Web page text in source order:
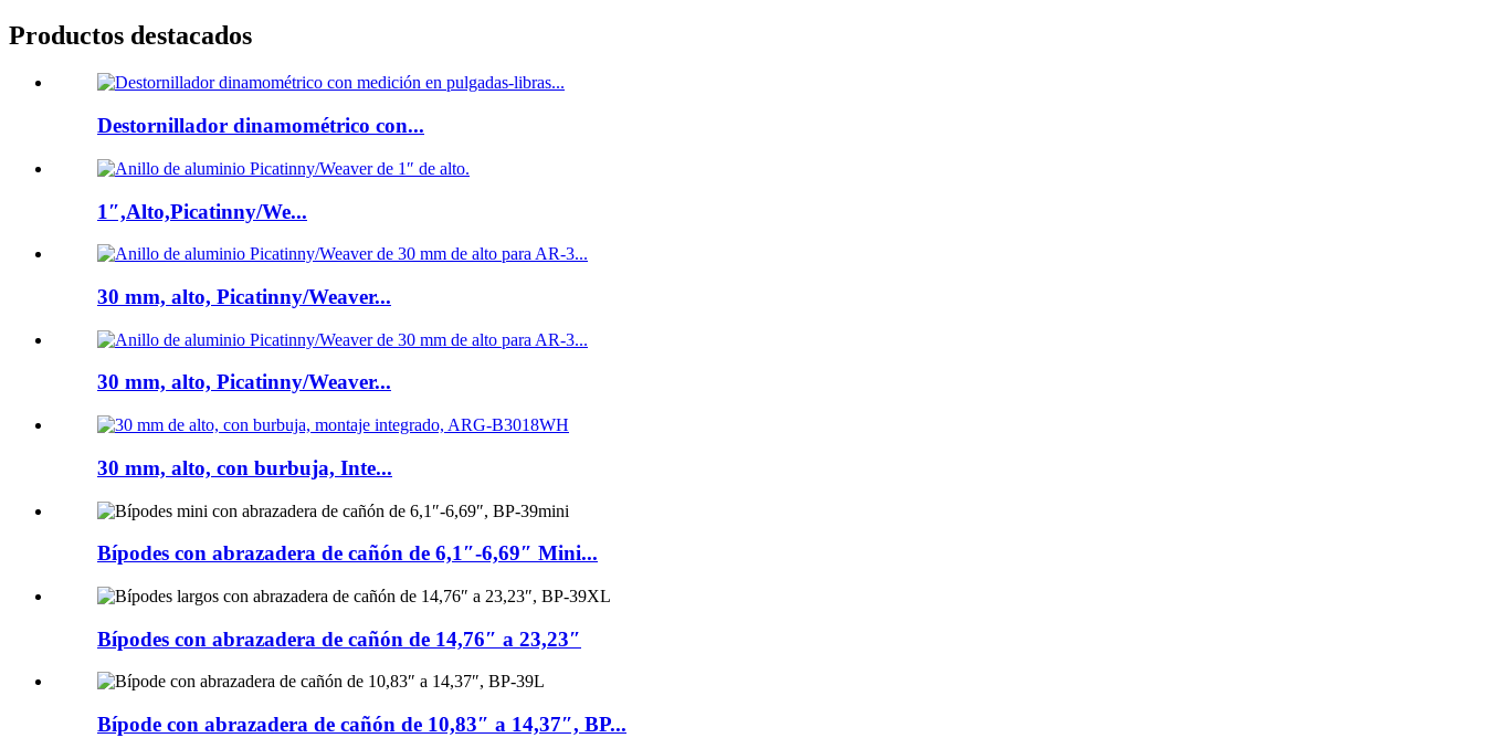
Productos destacados
Destornillador dinamométrico con...
1″,Alto,Picatinny/We...
30 mm, alto, Picatinny/Weaver...
30 mm, alto, Picatinny/Weaver...
30 mm, alto, con burbuja, Inte...
Bípodes con abrazadera de cañón de 6,1″-6,69″ Mini...
Bípodes con abrazadera de cañón de 14,76″ a 23,23″
Bípode con abrazadera de cañón de 10,83″ a 14,37″, BP...